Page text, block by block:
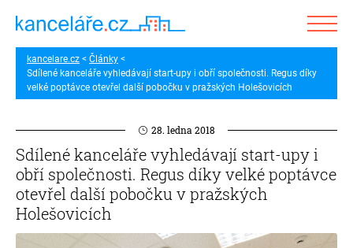
kancelare.cz
Články
Sdílené kanceláře vyhledávají start-upy i obří společnosti. Regus díky
velké poptávce otevřel další pobočku v pražských Holešovicích
28. ledna 2018
Sdílené kanceláře vyhledávají start-upy i
obří společnosti. Regus díky velké poptávce
otevřel další pobočku v pražských
Holešovicích